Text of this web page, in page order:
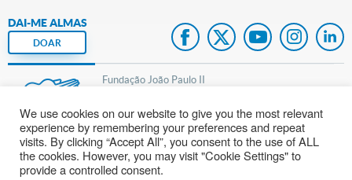
DAI-ME ALMAS
DOAR
Fundação João Paulo II
Pedido de Oração
Mapa do site
Internacional
We use cookies on our website to give you the most relevant
experience by remembering your preferences and repeat
visits. By clicking “Accept All”, you consent to the use of ALL
the cookies. However, you may visit "Cookie Settings" to
provide a controlled consent.